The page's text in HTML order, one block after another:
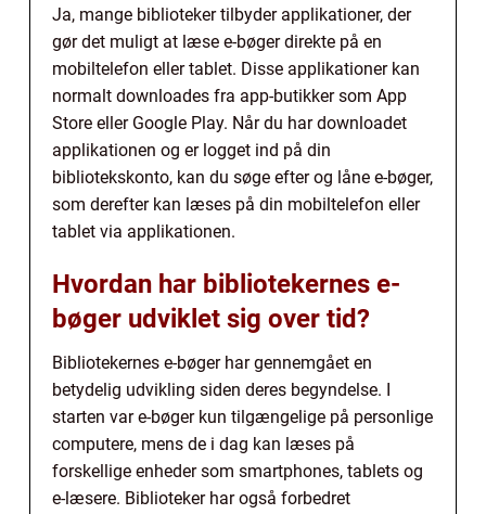
Ja, mange biblioteker tilbyder applikationer, der
gør det muligt at læse e-bøger direkte på en
mobiltelefon eller tablet. Disse applikationer kan
normalt downloades fra app-butikker som App
Store eller Google Play. Når du har downloadet
applikationen og er logget ind på din
bibliotekskonto, kan du søge efter og låne e-bøger,
som derefter kan læses på din mobiltelefon eller
tablet via applikationen.
Hvordan har bibliotekernes e-
bøger udviklet sig over tid?
Bibliotekernes e-bøger har gennemgået en
betydelig udvikling siden deres begyndelse. I
starten var e-bøger kun tilgængelige på personlige
computere, mens de i dag kan læses på
forskellige enheder som smartphones, tablets og
e-læsere. Biblioteker har også forbedret